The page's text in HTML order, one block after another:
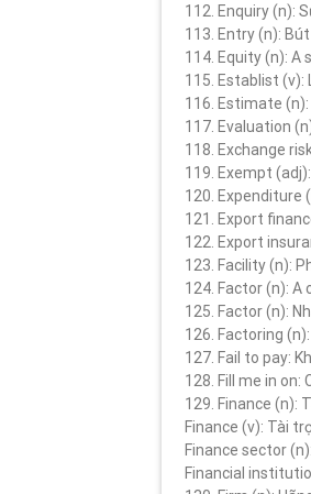
112. Enquiry (n):
113. Entry (n):
114. Equity (n): A
115. Establist (v):
116. Estimate
117. Evaluation
118. Exchange
119. Exempt
120. Expenditure
121. Export
122. Export
123. Facility (n):
124. Factor (n):
125. Factor (n):
126. Factoring
127. Fail to pay:
128. Fill me in
129. Finance (n):
Finance (v): Tài
Finance sector
Financial